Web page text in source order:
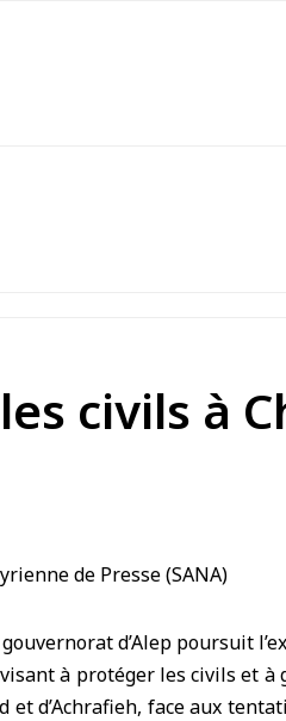
civils à
d’Aleppoursuit
à protéger les civils et à
d’Achrafieh, face aux